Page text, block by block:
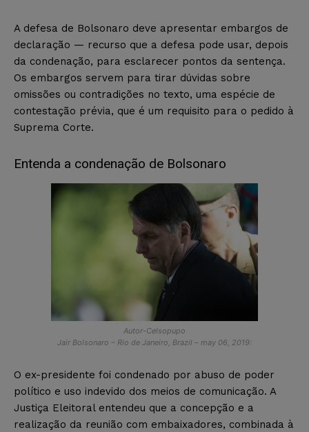
A defesa de Bolsonaro deve apresentar embargos de
declaração — recurso que a defesa pode usar, depois
da condenação, para esclarecer pontos da sentença.
Os embargos servem para tirar dúvidas sobre
omissões ou contradições no texto, uma espécie de
contestação prévia, que é um requisito para o pedido à
Suprema Corte.
Entenda a condenação de Bolsonaro
Autor-Celsopupo
Jair Bolsonaro – Rio de Janeiro, Brazil – may 06, 2019:
O ex-presidente foi condenado por abuso de poder
político e uso indevido dos meios de comunicação. A
Justiça Eleitoral entendeu que a concepção e a
realização da reunião com embaixadores, combinada à